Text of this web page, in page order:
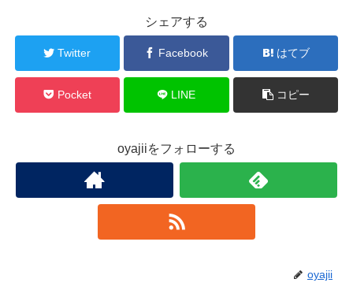
o
o
k
シェアする
Twitter Facebook はてブ
Pocket LINE コピー
oyajiiをフォローする
oyajii